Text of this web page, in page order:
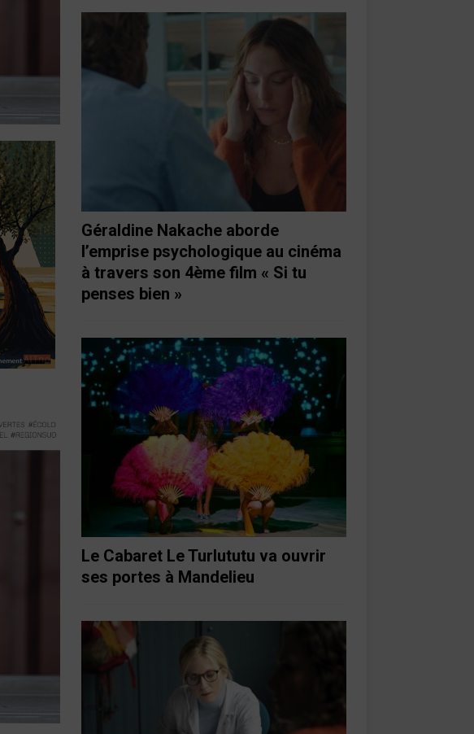
Géraldine Nakache aborde
l’emprise psychologique au cinéma
à travers son 4ème film « Si tu
penses bien »
Le Cabaret Le Turlututu va ouvrir
ses portes à Mandelieu